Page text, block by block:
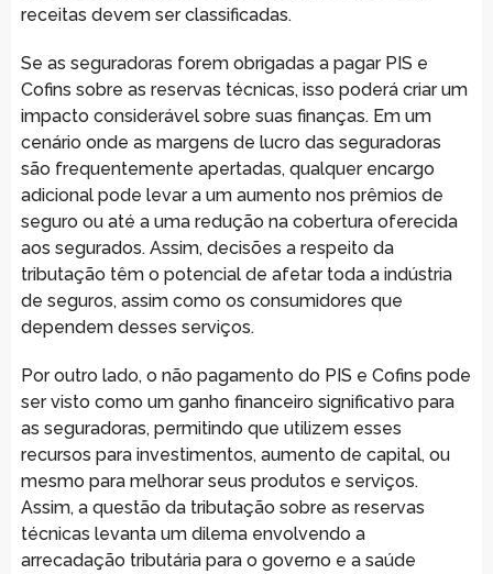
receitas devem ser classificadas.
Se as seguradoras forem obrigadas a pagar PIS e
Cofins sobre as reservas técnicas, isso poderá criar um
impacto considerável sobre suas finanças. Em um
cenário onde as margens de lucro das seguradoras
são frequentemente apertadas, qualquer encargo
adicional pode levar a um aumento nos prêmios de
seguro ou até a uma redução na cobertura oferecida
aos segurados. Assim, decisões a respeito da
tributação têm o potencial de afetar toda a indústria
de seguros, assim como os consumidores que
dependem desses serviços.
Por outro lado, o não pagamento do PIS e Cofins pode
ser visto como um ganho financeiro significativo para
as seguradoras, permitindo que utilizem esses
recursos para investimentos, aumento de capital, ou
mesmo para melhorar seus produtos e serviços.
Assim, a questão da tributação sobre as reservas
técnicas levanta um dilema envolvendo a
arrecadação tributária para o governo e a saúde